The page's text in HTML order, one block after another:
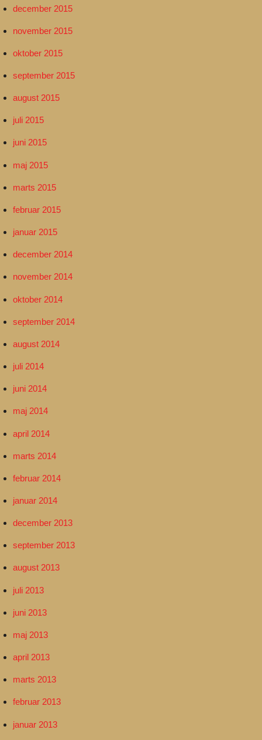
december 2015
november 2015
oktober 2015
september 2015
august 2015
juli 2015
juni 2015
maj 2015
marts 2015
februar 2015
januar 2015
december 2014
november 2014
oktober 2014
september 2014
august 2014
juli 2014
juni 2014
maj 2014
april 2014
marts 2014
februar 2014
januar 2014
december 2013
september 2013
august 2013
juli 2013
juni 2013
maj 2013
april 2013
marts 2013
februar 2013
januar 2013